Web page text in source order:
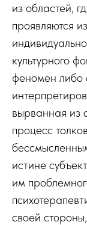
из областей,
проявляются
культурного
феномен либо
вырванная из
процесс
истине
им
своей